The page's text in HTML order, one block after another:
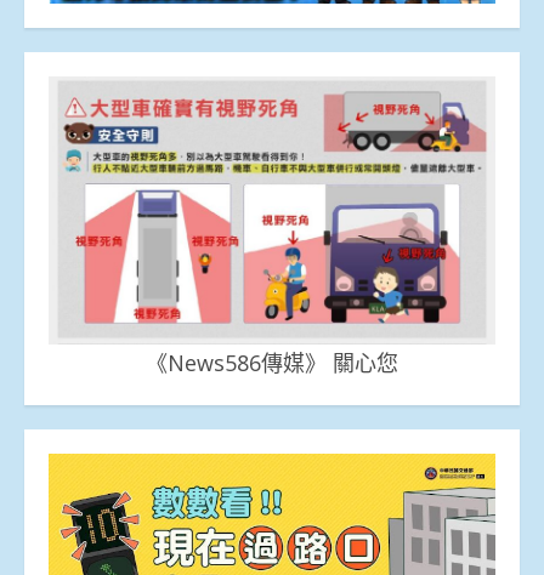
《News586傳媒》 關心您